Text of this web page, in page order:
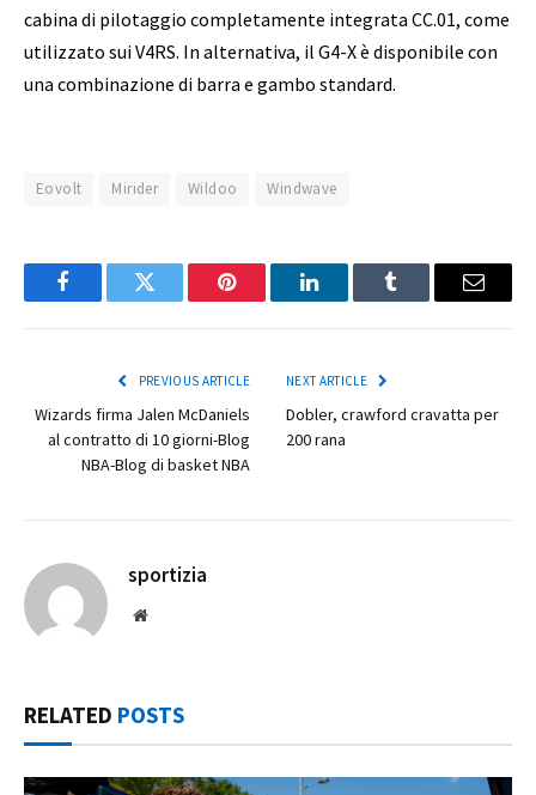
cabina di pilotaggio completamente integrata CC.01, come
utilizzato sui V4RS. In alternativa, il G4-X è disponibile con
una combinazione di barra e gambo standard.
Eovolt Mirider Wildoo Windwave
FacebookTwitter Pinterest LinkedInTumblr Email
PREVIOUS ARTICLE
Wizards firma Jalen McDaniels
al contratto di 10 giorni-Blog
NBA-Blog di basket NBA
NEXT ARTICLE
Dobler, crawford cravatta per
200 rana
sportizia
Website
RELATED POSTS